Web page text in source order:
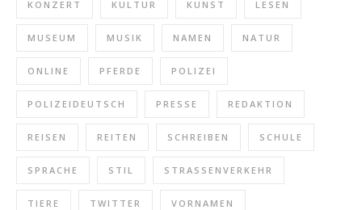
KONZERT KULTUR KUNST LESEN
MUSEUM MUSIK NAMEN NATUR
ONLINE PFERDE POLIZEI
POLIZEIDEUTSCH PRESSE REDAKTION
REISEN REITEN SCHREIBEN SCHULE
SPRACHE STIL STRASSENVERKEHR
TIERE TWITTER VORNAMEN